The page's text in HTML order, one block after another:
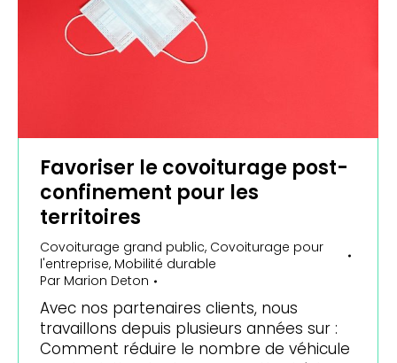
Favoriser le covoiturage post-
confinement pour les
territoires
Covoiturage grand public, Covoiturage pour
l'entreprise, Mobilité durable
Par Marion Deton
Avec nos partenaires clients, nous
travaillons depuis plusieurs années sur :
Comment réduire le nombre de véhicule